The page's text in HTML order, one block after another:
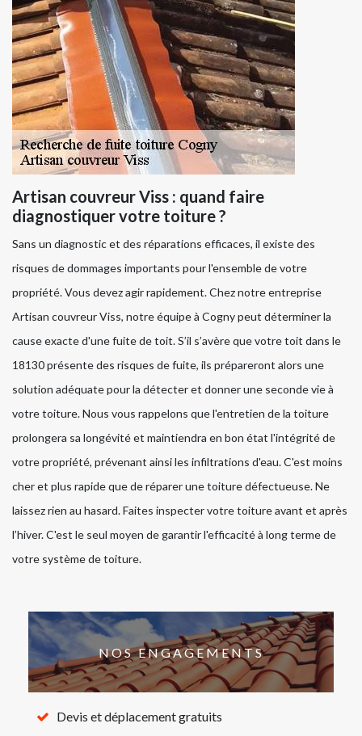
Artisan couvreur Viss : quand faire
diagnostiquer votre toiture ?
Sans un diagnostic et des réparations efficaces, il existe des
risques de dommages importants pour l'ensemble de votre
propriété. Vous devez agir rapidement. Chez notre entreprise
Artisan couvreur Viss, notre équipe à Cogny peut déterminer la
cause exacte d'une fuite de toit. S’il s’avère que votre toit dans le
18130 présente des risques de fuite, ils prépareront alors une
solution adéquate pour la détecter et donner une seconde vie à
votre toiture. Nous vous rappelons que l'entretien de la toiture
prolongera sa longévité et maintiendra en bon état l'intégrité de
votre propriété, prévenant ainsi les infiltrations d'eau. C'est moins
cher et plus rapide que de réparer une toiture défectueuse. Ne
laissez rien au hasard. Faites inspecter votre toiture avant et après
l’hiver. C'est le seul moyen de garantir l'efficacité à long terme de
votre système de toiture.
NOS ENGAGEMENTS
Devis et déplacement gratuits